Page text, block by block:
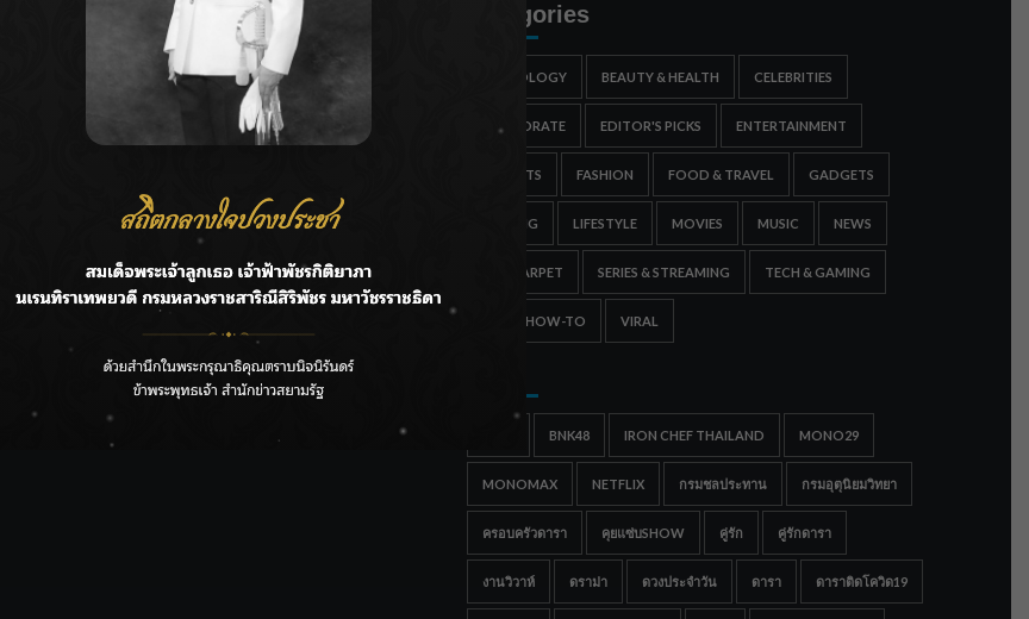
ชลประทานเชียงใหม่เร่งพร่องน้ำแม่น้ำปิง รับมวลน้ำเหนือ ย้ำ
ฟาดลุคใหม่! “แบม พิชญานิน” แดนซ์สับทุกจังหวะ ชวนแฟนๆ
กรมชลฯ รับฟังประชาชน ติดตามแก้ปัญหาโครงการประตู
ระบายน้ำศรีสองรักฯ
‘แมน การิน’ แชร์ความเชื่อชวนคิด! “อยากกินอะไรหลังจาก
ลาโลกนี้ ให้ใส่บาตรสิ่งนั้นไว้ตอนยังมีชีวิต”
ราชเลขานุการในพระองค์ฯ ติดตามโครงการหุบกะพง–ห้วย
ทรายใต้ เสริมความมั่นคงน้ำเพชรบุรี
Categories
ASTROLOGY BEAUTY & HEALTH CELEBRITIES
CORPORATE EDITOR'S PICKS ENTERTAINMENT
ESPORTS FASHION FOOD & TRAVEL GADGETS
GAMING LIFESTYLE MOVIES MUSIC NEWS
RED CARPET SERIES & STREAMING TECH & GAMING
TIPS & HOW-TO VIRAL
BNK48 IRON CHEF THAILAND MONO29
MONOMAX NETFLIX กรมชลประทาน กรมอุตุนิยมวิทยา
ครอบครัวดารา คุยแซ่บSHOW คู่รัก คู่รักดารา
งานวิวาห์ ดราม่า ดวงประจำวัน ดารา ดาราติดโควิด19